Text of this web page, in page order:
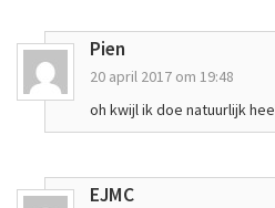
Pien
20 april 2017 om 19:48
oh kwijl ik doe natuurlijk
EJMC